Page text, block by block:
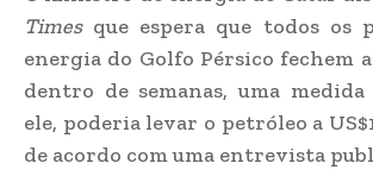
Timesque espera que todos os
energia do Golfo Pérsico fechem
dentro de semanas, uma medida
ele, poderia levar o petróleo a
de acordo com uma entrevista